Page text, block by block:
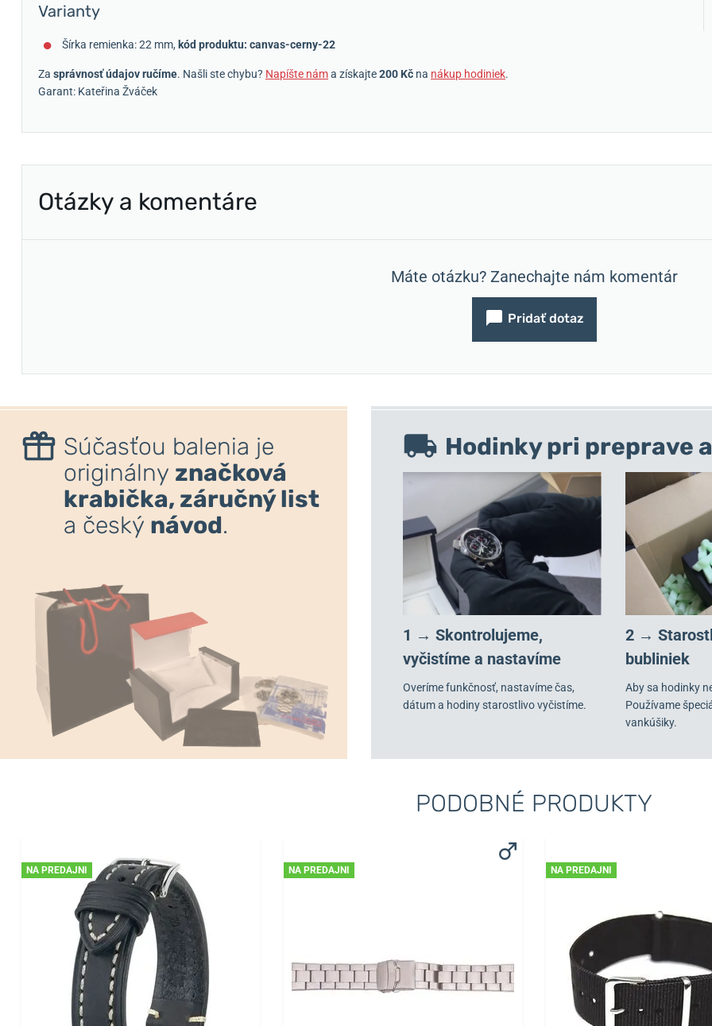
Varianty
Šírka remienka: 22 mm, kód produktu: canvas-cerny-22
Za správnosť údajov ručíme. Našli ste chybu? Napíšte náma získajte200 Kč na nákup hodiniek.
Garant: Kateřina Žváček
Otázky a komentáre
Máte otázku? Zanechajte nám komentár
Pridať dotaz
Súčasťou balenia je
originálny značková
krabička, záručný list
a český návod.
Hodinky pri preprave
1 → Skontrolujeme,
vyčistíme a nastavíme
Overíme funkčnosť, nastavíme čas,
dátum a hodiny starostlivo vyčistíme.
2 →
bubliniek
Aby sa hodinky
Používame
vankúšiky.
PODOBNÉ PRODUKTY
NA PREDAJNI NA PREDAJNI NA PREDAJNI